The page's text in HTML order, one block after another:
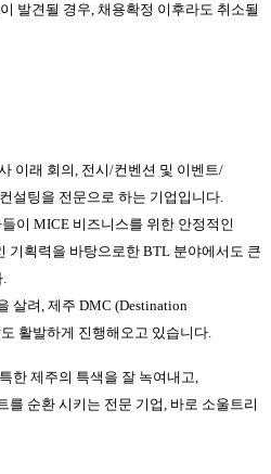
발견될 경우, 채용확정 이후라도 취소될
이래 회의, 전시/컨벤션 및 이벤트/
설팅을 전문으로 하는 기업입니다.
이 MICE 비즈니스를 위한 안정적인
기획력을 바탕으로한 BTL 분야에서도 큰
.
살려, 제주 DMC (Destination
활발하게 진행해오고 있습니다.
한 제주의 특색을 잘 녹여내고,
를 순환 시키는 전문 기업, 바로 소울트리